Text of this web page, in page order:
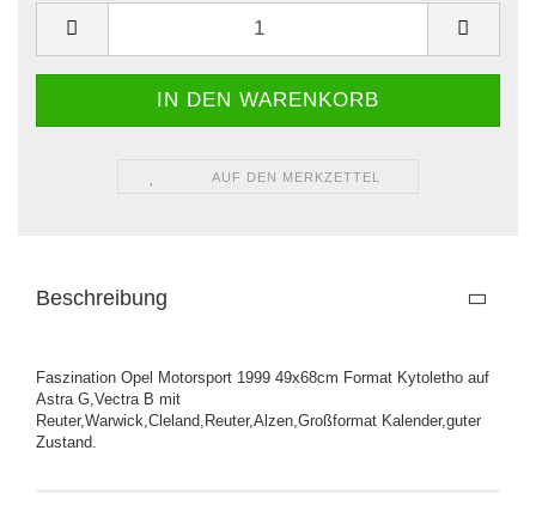
AUF DEN MERKZETTEL
Beschreibung
Faszination Opel Motorsport 1999 49x68cm Format Kytoletho auf
Astra G,Vectra B mit
Reuter,Warwick,Cleland,Reuter,Alzen,Großformat Kalender,guter
Zustand.